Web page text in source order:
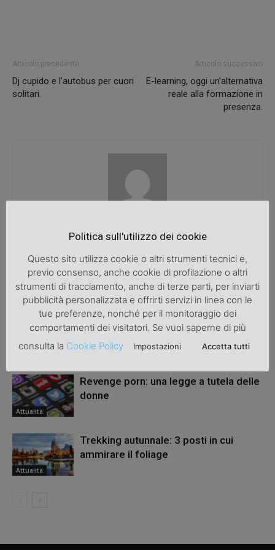
Articolo precedente
Dj cupido e l’autobus per cuori
solitari.
Articolo successivo
E-learning, oggi un’alternativa
reale alla formazione in
presenza.
ARTICOLI CORRELATI ALTRO DALL'AUTORE
Attualità
Una bicicletta da donna per migliorare
Attualità
Revenge porn: una legge a tutela delle
donne
Attualità
Trekking autunnale: 3 posti in cui
ammirare il foliage
Politica sull'utilizzo dei cookie
Questo sito utilizza cookie o altri strumenti tecnici e,
previo consenso, anche cookie di profilazione o altri
strumenti di tracciamento, anche di terze parti, per inviarti
pubblicità personalizzata e offrirti servizi in linea con le
tue preferenze, nonché per il monitoraggio dei
comportamenti dei visitatori. Se vuoi saperne di più
consulta la Cookie Policy Impostazioni Accetta tutti